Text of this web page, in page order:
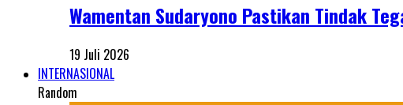
Wamentan Sudaryono Pastikan Tindak
19 Juli 2026
INTERNASIONAL
Random